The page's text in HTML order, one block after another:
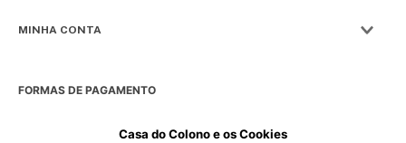
Casa do Colono e os Cookies
MINHA CONTA
FORMAS DE PAGAMENTO